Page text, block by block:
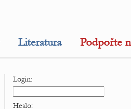
Literatura Podpořte
Login:
Heslo: